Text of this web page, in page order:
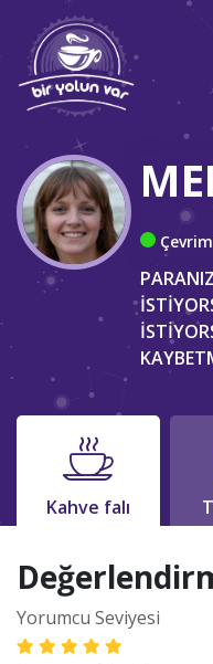
Kahve falı
Yorumcu Seviyesi